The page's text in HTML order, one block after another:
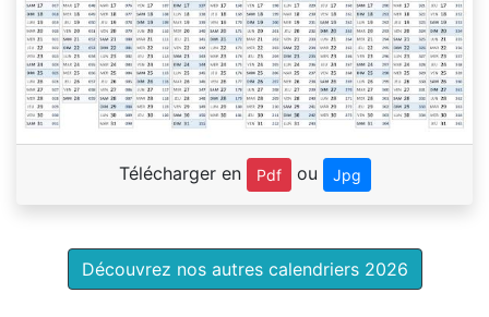
Télécharger en Pdf ou Jpg
Découvrez nos autres calendriers 2026